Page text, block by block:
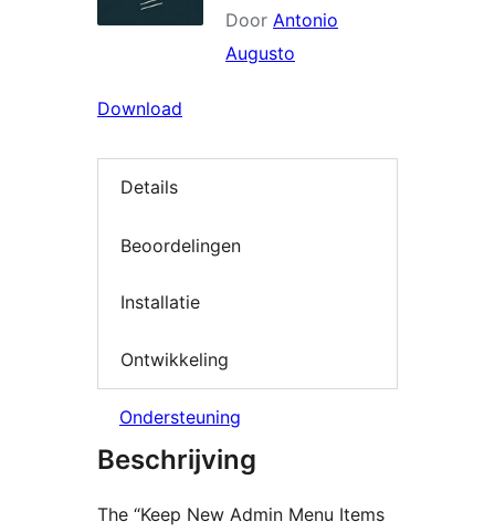
Door Antonio
Augusto
Download
Details
Beoordelingen
Installatie
Ontwikkeling
Ondersteuning
Beschrijving
The “Keep New Admin Menu Items